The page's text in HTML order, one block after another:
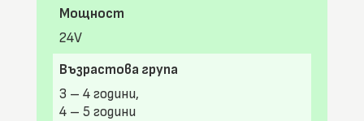
Мощност
24V
Възрастова група
3 – 4 години,
4 – 5 години